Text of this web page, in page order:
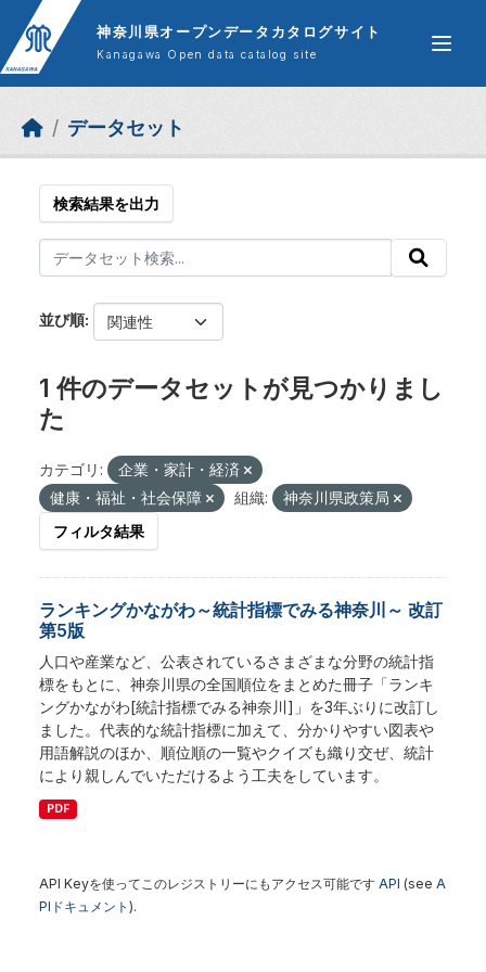
Skip to main content
神奈川県オープンデータカタログサイト
Kanagawa Open data catalog site
データセット
検索結果を出力
並び順
1 件のデータセットが見つかりまし
た
カテゴリ:
企業・家計・経済
健康・福祉・社会保障
組織:
神奈川県政策局
フィルタ結果
ランキングかながわ～統計指標でみる神奈川～ 改訂
第5版
人口や産業など、公表されているさまざまな分野の統計指
標をもとに、神奈川県の全国順位をまとめた冊子「ランキ
ングかながわ[統計指標でみる神奈川]」を3年ぶりに改訂し
ました。代表的な統計指標に加えて、分かりやすい図表や
用語解説のほか、順位順の一覧やクイズも織り交ぜ、統計
により親しんでいただけるよう工夫をしています。
PDF
API Keyを使ってこのレジストリーにもアクセス可能です API (see A
PIドキュメント ).